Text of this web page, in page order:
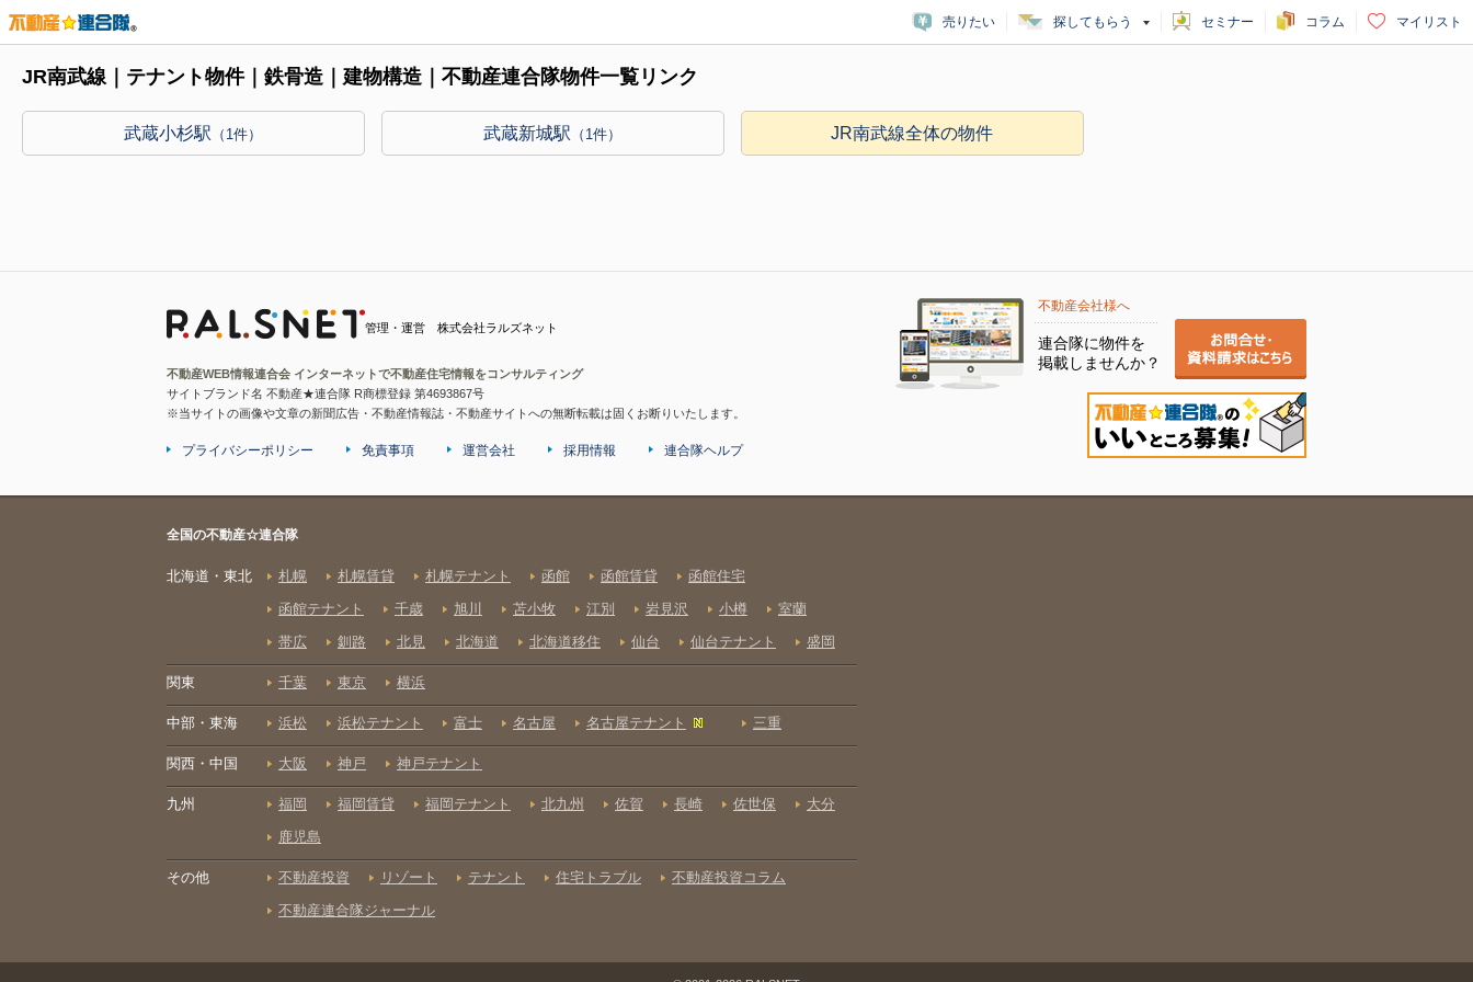
売りたい 探してもらう セミナー コラム マイリスト
JR南武線｜テナント物件｜鉄骨造｜建物構造｜不動産連合隊物件一覧リンク
武蔵小杉駅 （1件） 武蔵新城駅 （1件） JR南武線全体の物件
管理・運営 株式会社ラルズネット
不動産WEB情報連合会 インターネットで不動産住宅情報をコンサルティング
サイトブランド名 不動産★連合隊 R商標登録 第4693867号
※当サイトの画像や文章の新聞広告・不動産情報誌・不動産サイトへの無断転載は固くお断りいたします。
不動産会社様へ
連合隊に物件を
掲載しませんか？
プライバシーポリシー 免責事項 運営会社 採用情報 連合隊ヘルプ